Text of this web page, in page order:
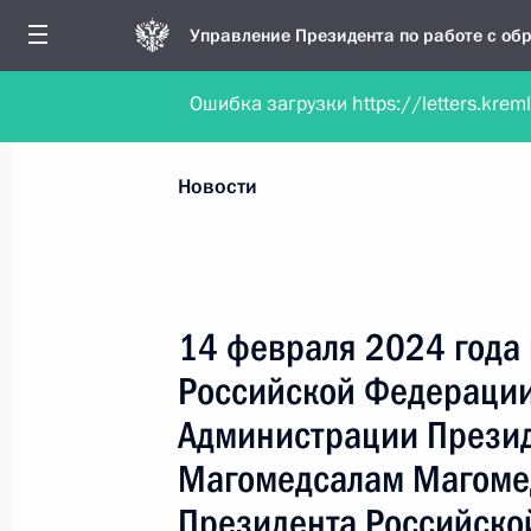
Управление Президента по работе с
Обратиться в форме электронного
Все новости
Новости личного приёма
Поручения, данные по результатам личного
приёма
Новости
14 февраля 2024
Российской
Администрации
Магомедсалам
Ошибка загрузки https://